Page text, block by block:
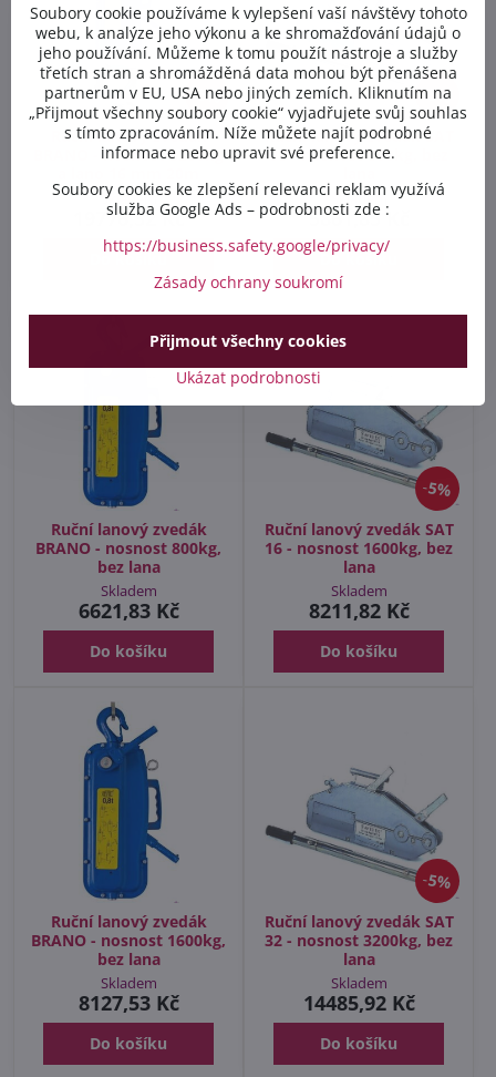
5%
Ruční lanový zvedák
BRANO - nosnost 3200kg
Skladem
19776,32 Kč
Do košíku
5%
Ruční lanový zvedák SAT
08 - nosnost 800kg, bez
Skladem
5861,85 Kč
Do košíku
Ruční lanový zvedák
BRANO - nosnost 800kg,
bez lana
Skladem
6621,83 Kč
Do košíku
5%
Ruční lanový zvedák SAT
16 - nosnost 1600kg, bez
lana
Skladem
8211,82 Kč
Do košíku
Ruční lanový zvedák
BRANO - nosnost 1600kg,
bez lana
Skladem
8127,53 Kč
Do košíku
5%
Ruční lanový zvedák SAT
32 - nosnost 3200kg, bez
lana
Skladem
14485,92 Kč
Do košíku
Soubory cookie používáme k vylepšení vaší návštěvy tohoto
webu, k analýze jeho výkonu a ke shromažďování údajů o
jeho používání. Můžeme k tomu použít nástroje a služby
třetích stran a shromážděná data mohou být přenášena
partnerům v EU, USA nebo jiných zemích. Kliknutím na
„Přijmout všechny soubory cookie“ vyjadřujete svůj souhlas
s tímto zpracováním. Níže můžete najít podrobné
informace nebo upravit své preference.
Soubory cookies ke zlepšení relevanci reklam využívá
služba Google Ads – podrobnosti zde :
https://business.safety.google/privacy/
Zásady ochrany soukromí
Ukázat podrobnosti
Přijmout všechny cookies